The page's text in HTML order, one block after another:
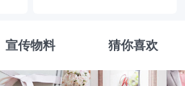
宣传物料 猜你喜欢